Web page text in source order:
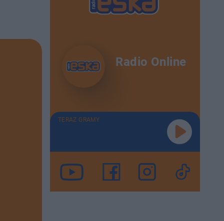
Radio Online
TERAZ GRAMY